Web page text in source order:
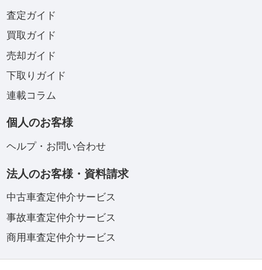
査定ガイド
買取ガイド
売却ガイド
下取りガイド
連載コラム
個人のお客様
ヘルプ・お問い合わせ
法人のお客様・資料請求
中古車査定仲介サービス
事故車査定仲介サービス
商用車査定仲介サービス